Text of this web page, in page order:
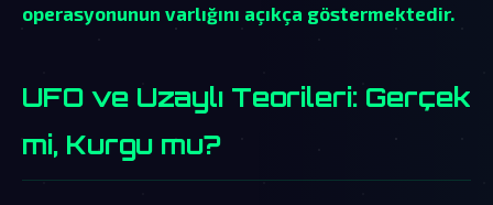
operasyonunun varlığını açıkça göstermektedir.
UFO ve Uzaylı Teorileri: Gerçek
mi, Kurgu mu?